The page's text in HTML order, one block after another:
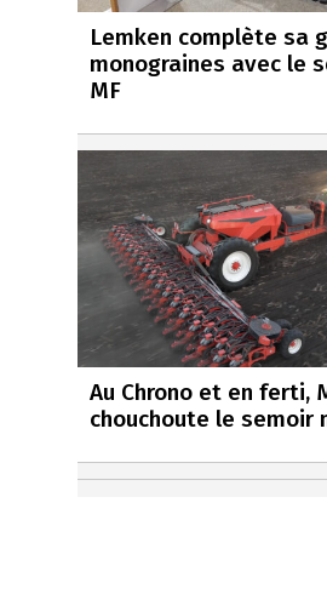
Lemken complète sa
monograines avec le
MF
Au Chrono et en ferti,
chouchoute le semoir